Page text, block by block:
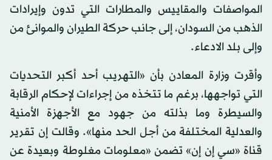
المواصفات والمقاييس والمطارات التي تدون وإيرادات
الذهب من السودان، إلى جانب حركة الطيران والموانئ من
وإلى بلد الادعاء.
وأقرت وزارة المعادن بأن «التهريب أحد أكبر التحديات
التي تواجهها، برغم ما تتخذه من إجراءات لإحكام الرقابة
والسيطرة وما بذلته من جهود مع الأجهزة الأمنية
والعدلية المختلفة من أجل الحد منها». وقالت إن تقرير
قناة «سي إن إن» تضمن «معلومات مغلوطة وبعيدة عن